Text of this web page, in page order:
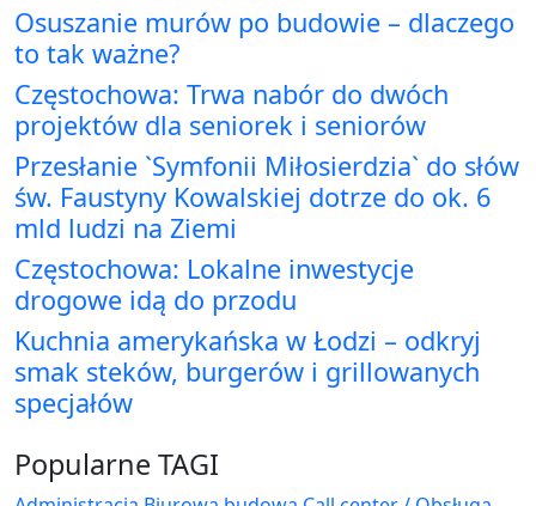
Osuszanie murów po budowie – dlaczego
to tak ważne?
Częstochowa: Trwa nabór do dwóch
projektów dla seniorek i seniorów
Przesłanie `Symfonii Miłosierdzia` do słów
św. Faustyny Kowalskiej dotrze do ok. 6
mld ludzi na Ziemi
Częstochowa: Lokalne inwestycje
drogowe idą do przodu
Kuchnia amerykańska w Łodzi – odkryj
smak steków, burgerów i grillowanych
specjałów
Popularne TAGI